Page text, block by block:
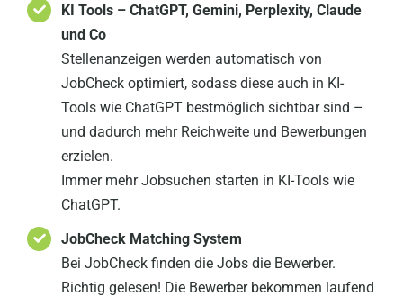
KI Tools – ChatGPT, Gemini, Perplexity, Claude
und Co
Stellenanzeigen werden automatisch von
JobCheck optimiert, sodass diese auch in KI-
Tools wie ChatGPT bestmöglich sichtbar sind –
und dadurch mehr Reichweite und Bewerbungen
erzielen.
Immer mehr Jobsuchen starten in KI-Tools wie
ChatGPT.
JobCheck Matching System
Bei JobCheck finden die Jobs die Bewerber.
Richtig gelesen! Die Bewerber bekommen laufend